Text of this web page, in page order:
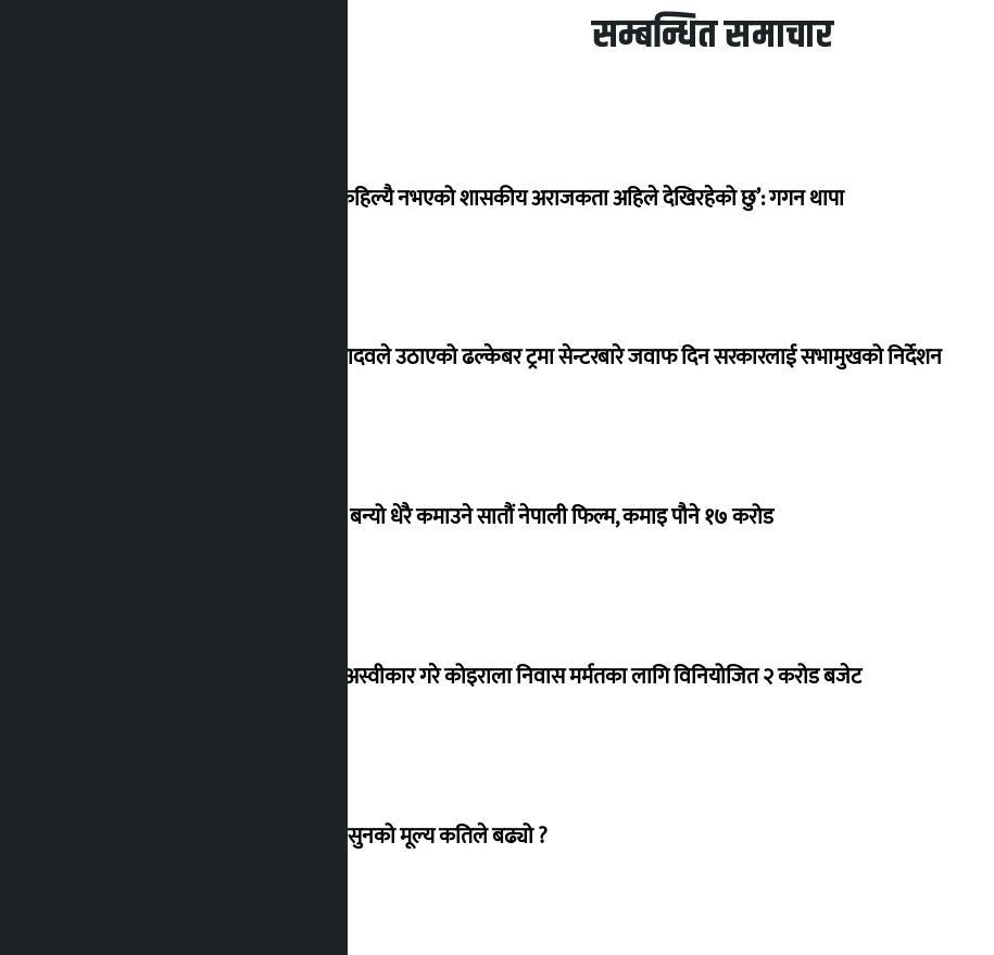
सम्बन्धित समाचार
‘देशमा कहिल्यै नभएको शासकीय अराजकता अहिले देखिरहेको छु’: गगन थापा
सांसद यादवले उठाएको ढल्केबर ट्रमा सेन्टरबारे जवाफ दिन सरकारलाई सभामुखको निर्देशन
‘गौंथली’ बन्यो धेरै कमाउने सातौं नेपाली फिल्म, कमाइ पौने १७ करोड
शेखरले अस्वीकार गरे कोइराला निवास मर्मतका लागि विनियोजित २ करोड बजेट
शुक्रबार सुनको मूल्य कतिले बढ्यो ?